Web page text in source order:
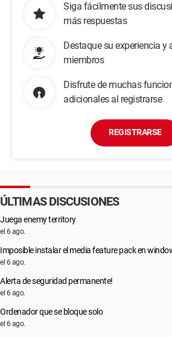
Siga fácilmente sus
más respuestas
Destaque su experiencia y
miembros
Disfrute de muchas
adicionales al registrarse
REGISTRARSE
ÚLTIMAS DISCUSIONES
Juega enemy territory
el 6 ago.
Imposible instalar el media feature pack en
el 6 ago.
Alerta de seguridad permanente!
el 6 ago.
Ordenador que se bloque solo
el 6 ago.